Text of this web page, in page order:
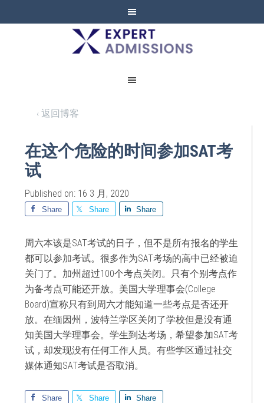
EXPERT
ADMISSIONS
‹ 返回博客
在这个危险的时间参加SAT考
试
Published on: 16 3 月, 2020
Share Share Share
周六本该是SAT考试的日子，但不是所有报名的学生
都可以参加考试。很多作为SAT考场的高中已经被迫
关门了。加州超过100个考点关闭。只有个别考点作
为备考点可能还开放。美国大学理事会(College
Board)宣称只有到周六才能知道一些考点是否还开
放。在缅因州，波特兰学区关闭了学校但是没有通
知美国大学理事会。学生到达考场，希望参加SAT考
试，却发现没有任何工作人员。有些学区通过社交
媒体通知SAT考试是否取消。
Share Share Share